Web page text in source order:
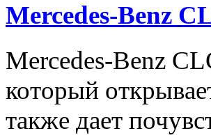
Mercedes-Benz
Mercedes-Benz
который
также дает